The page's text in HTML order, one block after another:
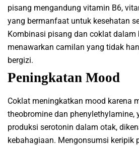
pisang mengandung vitamin B6,
yang bermanfaat untuk kesehatan
Kombinasi pisang dan coklat dalam
menawarkan camilan yang tidak
bergizi.
Peningkatan Mood
Coklat meningkatkan mood karena
theobromine dan phenylethylamine,
produksi serotonin dalam otak,
kebahagiaan. Mengonsumsi keripik